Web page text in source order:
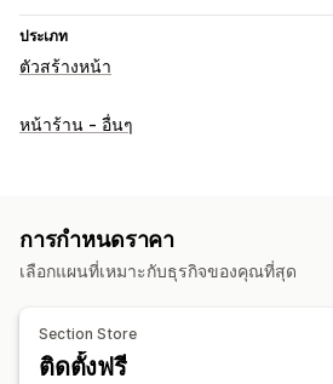
ประเภท
ตัวสร้างหน้า
ประเภทหน้า
หน้า 404 หน้าข่าวประชาสัมพันธ์
ส่วนของธีม หน้าที่กำหนดเอง
การจัดการหน้าเว็บ
เครื่องมือแก้ไข
หน้าร้าน - อื่นๆ
การกำหนดราคา
เลือกแผนที่เหมาะกับธุรกิจของคุณที่สุด
Section Store
ติดตั้งฟรี